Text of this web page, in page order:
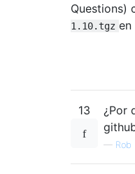
Questions)
1.10.tgz en
13
¿Por
— Rob